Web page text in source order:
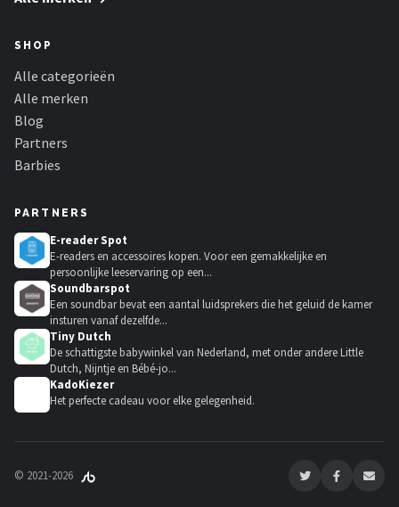
SHOP
Alle categorieën
Alle merken
Blog
Partners
Barbies
PARTNERS
E-reader Spot
E-readers en accessoires kopen. Voor een gemakkelijke en
persoonlijke leeservaring op een...
Soundbarspot
Een soundbar bevat een aantal luidsprekers die het geluid de kamer
insturen vanaf dezelfde...
Tiny Dutch
De schattigste babywinkel van Nederland, met onder andere Little
Dutch, Nijntje en Bébé-jo...
KadoKiezer
Het perfecte cadeau voor elke gelegenheid.
© 2021-2026